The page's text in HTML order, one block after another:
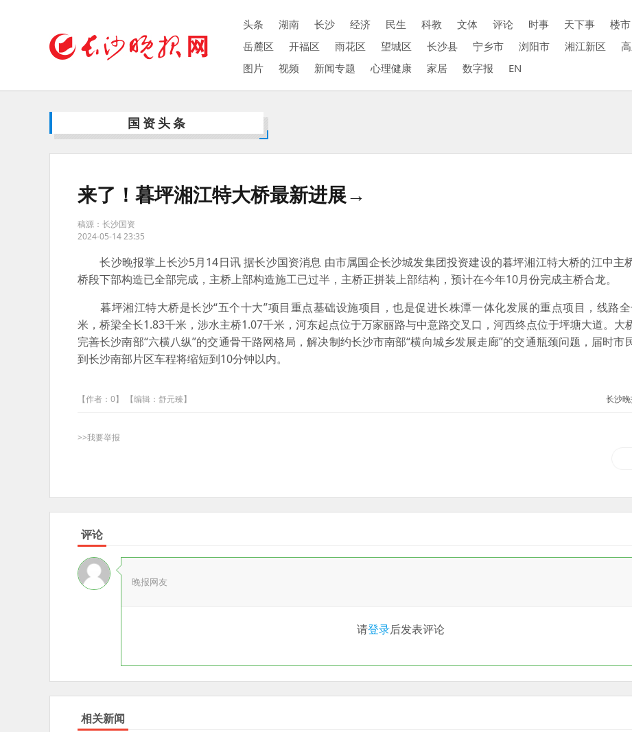
头条 湖南 长沙 经济 民生 科教 文体 评论 时事 天下事 楼市
岳麓区
开福区 雨花区 望城区 长沙县 宁乡市 浏阳市 湘江新区
图片
视频 新闻专题 心理健康 家居 数字报 EN
国资头条
来了！暮坪湘江特大桥最新进展→
稿源：长沙国资
2024-05-14 23:35
长沙晚报掌上长沙5月14日讯 据长沙国资消息 由市属国企长沙城发集团投资建设的暮坪湘江特大桥的江中主
桥段下部构造已全部完成，主桥上部构造施工已过半，主桥正拼装上部结构，预计在今年10月份完成主桥合龙。
暮坪湘江特大桥是长沙“五个十大”项目重点基础设施项目，也是促进长株潭一体化发展的重点项目，线路
米，桥梁全长1.83千米，涉水主桥1.07千米，河东起点位于万家丽路与中意路交叉口，河西终点位于坪塘大道。大
完善长沙南部“六横八纵”的交通骨干路网格局，解决制约长沙市南部“横向城乡发展走廊”的交通瓶颈问题，届时市
到长沙南部片区车程将缩短到10分钟以内。
【作者：0】 【编辑：舒元臻】 长沙
>>我要举报
评论
晚报网友
请登录后发表评论
相关新闻